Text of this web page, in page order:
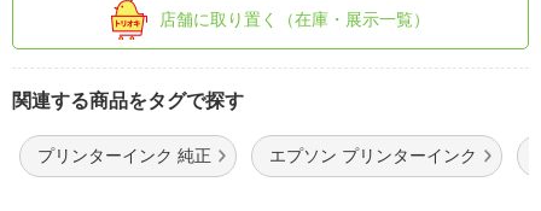
店舗に取り置く（在庫・展示一覧）
関連する商品をタグで探す
プリンターインク 純正 エプソン プリンターインク